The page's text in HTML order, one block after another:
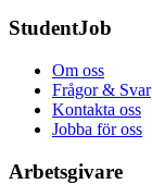
StudentJob
Om oss
Frågor & Svar
Kontakta oss
Jobba för oss
Arbetsgivare